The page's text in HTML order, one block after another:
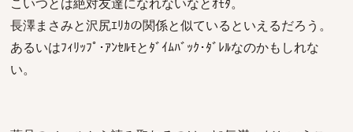
長澤まさみと沢尻ｴﾘｶの関係と似ているといえるだろう。
あるいはﾌｨﾘｯﾌﾟ･ｱﾝｾﾙﾓとﾀﾞｲﾑﾊﾞｯｸ･ﾀﾞﾚﾙなのかもしれな
い。